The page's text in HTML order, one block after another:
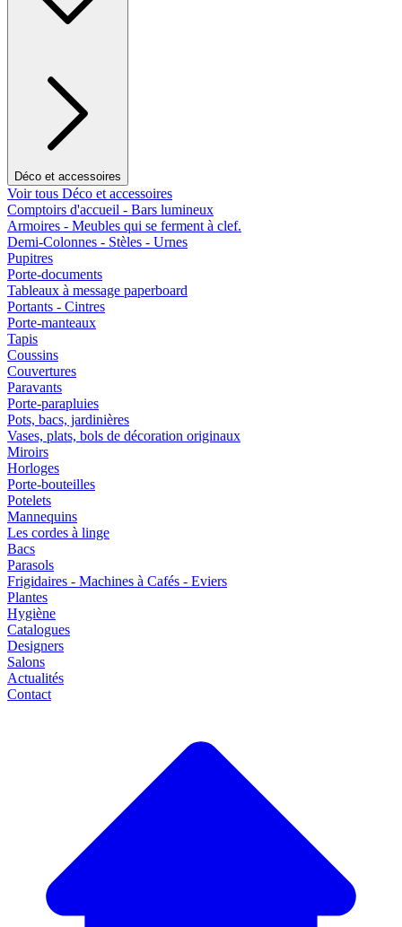
Déco et accessoires
Voir tous Déco et accessoires
Comptoirs d'accueil - Bars lumineux
Armoires - Meubles qui se ferment à clef.
Demi-Colonnes - Stèles - Urnes
Pupitres
Porte-documents
Tableaux à message paperboard
Portants - Cintres
Porte-manteaux
Tapis
Coussins
Couvertures
Paravants
Porte-parapluies
Pots, bacs, jardinières
Vases, plats, bols de décoration originaux
Miroirs
Horloges
Porte-bouteilles
Potelets
Mannequins
Les cordes à linge
Bacs
Parasols
Frigidaires - Machines à Cafés - Eviers
Plantes
Hygiène
Catalogues
Designers
Salons
Actualités
Contact